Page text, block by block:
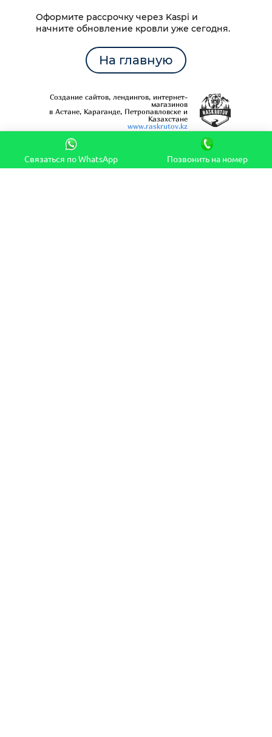
Оформите рассрочку через Kaspi и
начните обновление кровли уже сегодня.
На главную
Создание сайтов, лендингов, интернет-
магазинов
в Астане, Караганде, Петропавловске и
Казахстане
www.raskrutov.kz
Связаться по WhatsApp Позвонить на номер